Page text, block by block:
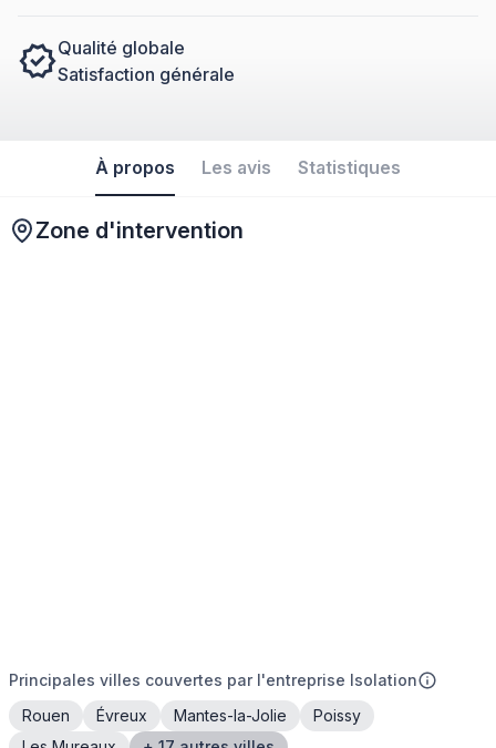
Qualité globale
Satisfaction générale
À propos Les avis Statistiques
Zone d'intervention
Principales villes couvertes par l'entreprise Isolation
Rouen
Évreux Mantes-la-Jolie
Poissy